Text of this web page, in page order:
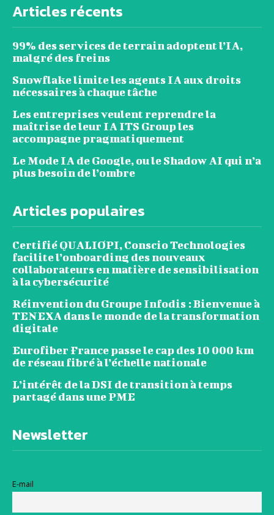
Articles récents
99% des services de terrain adoptent l’IA,
malgré des freins
Snowflake limite les agents IA aux droits
nécessaires à chaque tâche
Les entreprises veulent reprendre la
maîtrise de leur IA ITS Group les
accompagne pragmatiquement
Le Mode IA de Google, ou le Shadow AI qui n’a
plus besoin de l’ombre
Articles populaires
Certifié QUALIOPI, Conscio Technologies
facilite l’onboarding des nouveaux
collaborateurs en matière de sensibilisation
à la cybersécurité
Réinvention du Groupe Infodis : Bienvenue à
TENEXA dans le monde de la transformation
digitale
Eurofiber France passe le cap des 10 000 km
de réseau fibré à l’échelle nationale
L’intérêt de la DSI de transition à temps
partagé dans une PME
Newsletter
E-mail